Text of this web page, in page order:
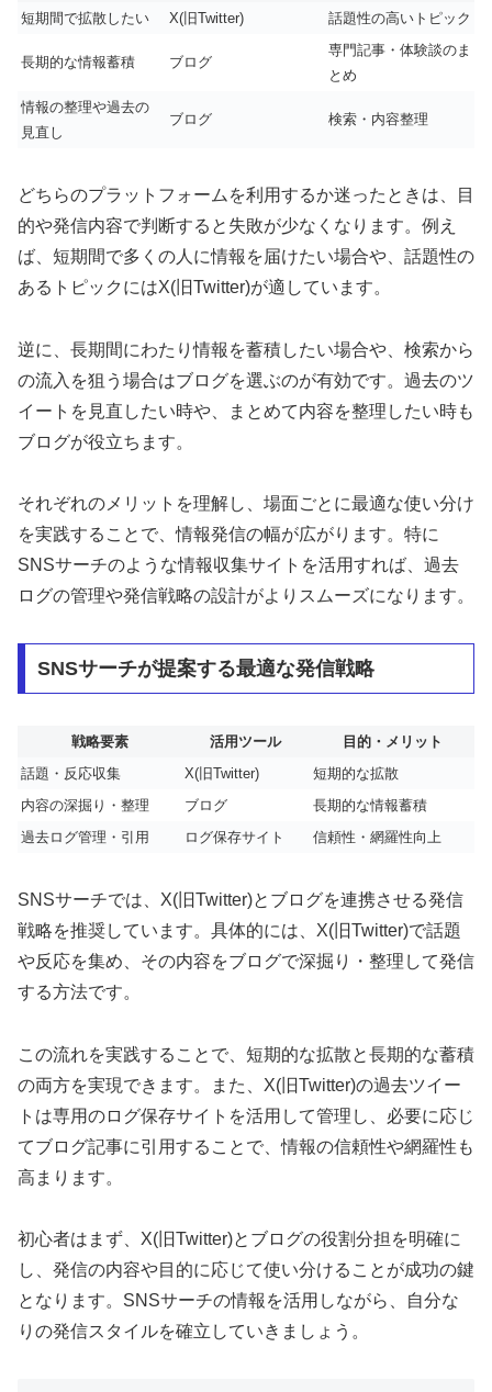
短期間で拡散したい X(旧Twitter) 話題性の高いトピック
長期的な情報蓄積 ブログ
専門記事・体験談のま
とめ
情報の整理や過去の
見直し
ブログ 検索・内容整理
どちらのプラットフォームを利用するか迷ったときは、目
的や発信内容で判断すると失敗が少なくなります。例え
ば、短期間で多くの人に情報を届けたい場合や、話題性の
あるトピックにはX(旧Twitter)が適しています。
逆に、長期間にわたり情報を蓄積したい場合や、検索から
の流入を狙う場合はブログを選ぶのが有効です。過去のツ
イートを見直したい時や、まとめて内容を整理したい時も
ブログが役立ちます。
それぞれのメリットを理解し、場面ごとに最適な使い分け
を実践することで、情報発信の幅が広がります。特に
SNSサーチのような情報収集サイトを活用すれば、過去
ログの管理や発信戦略の設計がよりスムーズになります。
SNSサーチが提案する最適な発信戦略
戦略要素 活用ツール
目的・メリット
話題・反応収集
X(旧Twitter)
短期的な拡散
内容の深掘り・整理
ブログ
長期的な情報蓄積
過去ログ管理・引用
ログ保存サイト 信頼性・網羅性向上
SNSサーチでは、X(旧Twitter)とブログを連携させる発信
戦略を推奨しています。具体的には、X(旧Twitter)で話題
や反応を集め、その内容をブログで深掘り・整理して発信
する方法です。
この流れを実践することで、短期的な拡散と長期的な蓄積
の両方を実現できます。また、X(旧Twitter)の過去ツイー
トは専用のログ保存サイトを活用して管理し、必要に応じ
てブログ記事に引用することで、情報の信頼性や網羅性も
高まります。
初心者はまず、X(旧Twitter)とブログの役割分担を明確に
し、発信の内容や目的に応じて使い分けることが成功の鍵
となります。SNSサーチの情報を活用しながら、自分な
りの発信スタイルを確立していきましょう。